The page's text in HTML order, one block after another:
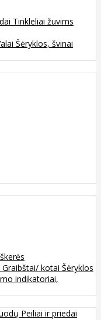
Tinkleliai žuvims
Šėryklos, švinai
Graibštai/ kotai Šėryklos
indikatoriai,
Peiliai ir priedai